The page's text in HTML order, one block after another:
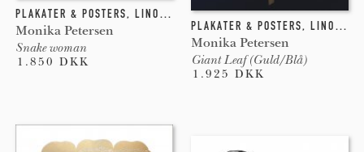
PLAKATER & POSTERS, LINOLEUMSTRYK
Monika Petersen
Snake woman
1.850 DKK
PLAKATER & POSTERS, LINOLEUMSTRYK
Monika Petersen
Giant Leaf (Guld/Blå)
1.925 DKK